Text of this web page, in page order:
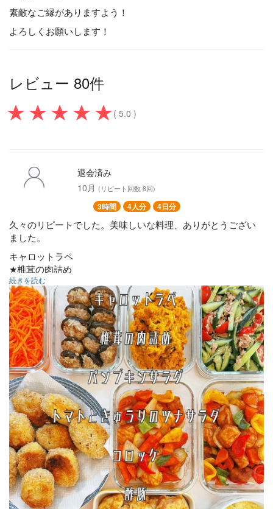
素敵なご縁がありますよう！
よろしくお願いします！
レビュー 80件
( 5.0 )
退会済み
10月 (リピート回数 8回)
3時間 4人分 4日分
久々のリピートでした。美味しいな料理、ありがとうござい
ました。
キャロットラペ
★椎茸の肉詰め
★パンプキンサラダ
トマトときゅうりのツナサラダ
★コロッケ
酢豚
チキン南蛮
こんにゃく甘辛煮
ほうれん草ナムル
★冷凍可能
続きを読む